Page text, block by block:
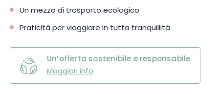
Un mezzo di trasporto ecologico
Praticità per viaggiare in tutta tranquillità
Un’offerta sostenibile e responsabile
Maggiori info